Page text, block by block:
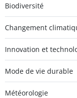
Biodiversité
Changement
Innovation et
Mode de vie durable
Météorologie